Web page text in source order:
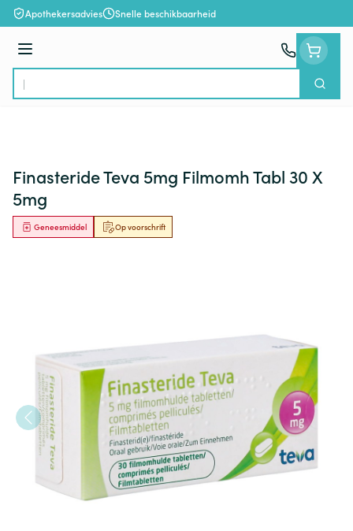
Ga naar de inhoud
Apothekersadvies Snelle beschikbaarheid
Menu
Product, merk, categorie...
Zoek
Finasteride Teva 5mg Filmomh Tabl 30 X
5mg
Op voorschrift
Geneesmiddel